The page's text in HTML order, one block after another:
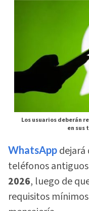
Los usuarios deberán
en sus
WhatsApp
teléfonos antiguos
2026, luego de
requisitos